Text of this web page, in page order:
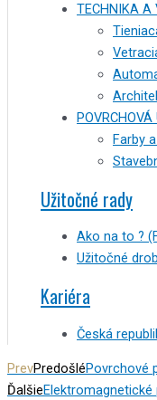
TECHNIKA A
POVRCHOVÁ
Farby
Užitočné rady
Ako na to ?
Užitočné
Kariéra
Česká
PrevPredošléPovrchové
ĎalšieElektromagnetické